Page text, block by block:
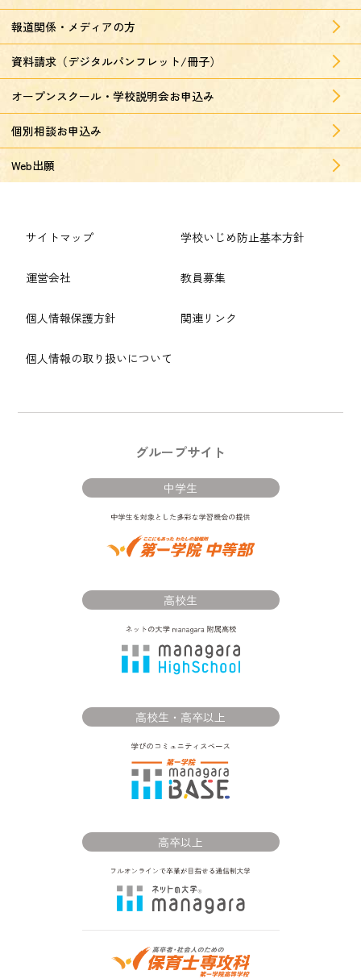
報道関係・メディアの方
資料請求（デジタルパンフレット/冊子）
オープンスクール・学校説明会お申込み
個別相談お申込み
Web出願
サイトマップ
運営会社
個人情報保護方針
個人情報の取り扱いについて
学校いじめ防止基本方針
教員募集
関連リンク
グループサイト
中学生
高校生
高校生・高卒以上
高卒以上